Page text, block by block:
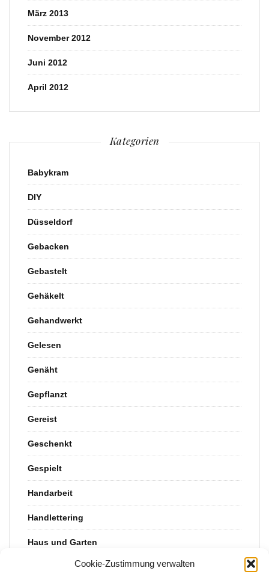
Cookie-Zustimmung verwalten
März 2013
November 2012
Juni 2012
April 2012
Kategorien
Babykram
DIY
Düsseldorf
Gebacken
Gebastelt
Gehäkelt
Gehandwerkt
Gelesen
Genäht
Gepflanzt
Gereist
Geschenkt
Gespielt
Handarbeit
Handlettering
Haus und Garten